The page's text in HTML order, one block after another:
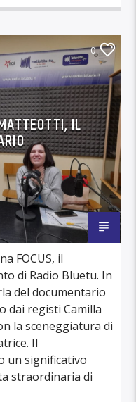
0
IL
FOCUS, il
di Radio Bluetu. In
del documentario
dai registi Camilla
la sceneggiatura di
Il
un significativo
straordinaria di